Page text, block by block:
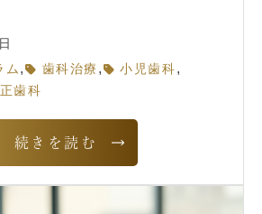
ム , 歯科治療 , 小児歯科 ,
歯科
続きを読む